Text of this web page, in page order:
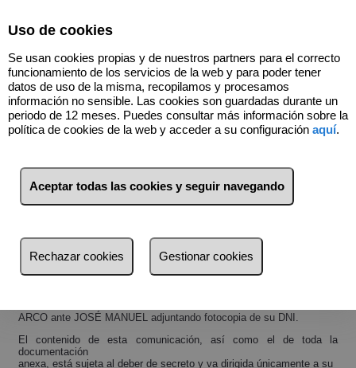
Términos y condiciones de protección de datos
sus
datos serán tratados en nuestros ficheros, con la finalidad del
necesario para el desarrollo, cumplimiento y control de la relación
con
ARCO ante JOSÉ MANUEL adjuntando fotocopia de su DNI.
El contenido de esta comunicación, así como el de toda la
documentación
anexa, está sujeta al deber de secreto y va dirigida únicamente a su
Uso de cookies
Se usan cookies propias y de nuestros partners para el correcto
funcionamiento de los servicios de la web y para poder tener
datos de uso de la misma, recopilamos y procesamos
información no sensible. Las cookies son guardadas durante un
periodo de 12 meses. Puedes consultar más información sobre la
política de cookies de la web y acceder a su configuración aquí.
Aceptar todas las cookies y seguir navegando
Rechazar cookies Gestionar cookies